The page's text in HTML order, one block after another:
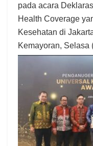
pada acara
Health Coverage
Kesehatan di
Kemayoran, Selasa